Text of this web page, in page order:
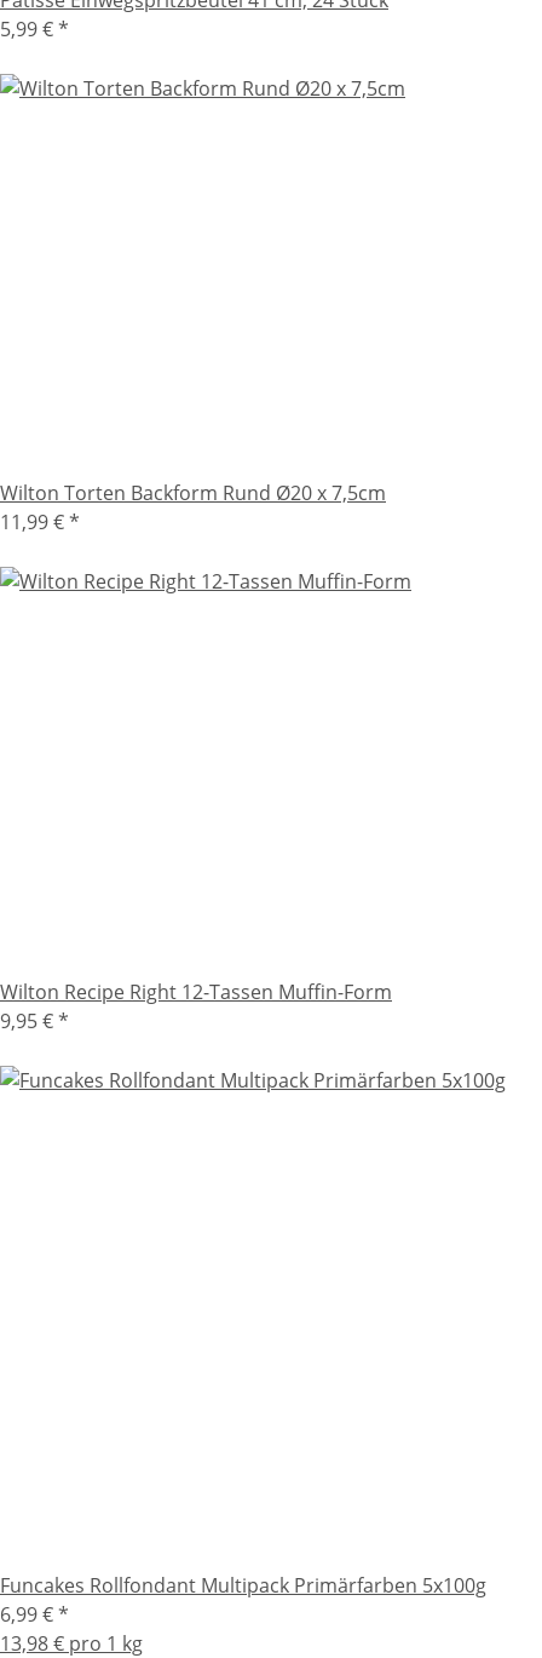
5,99 €*
Wilton Torten Backform Rund Ø20 x 7,5cm
11,99 €*
Wilton Recipe Right 12-Tassen Muffin-Form
9,95 €*
Funcakes Rollfondant Multipack Primärfarben 5x100g
6,99 €*
13,98 € pro 1 kg